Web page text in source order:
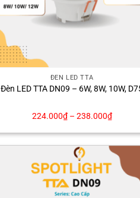
ĐÈN LED TTA
Đèn LED TTA DN09 – 6W, 8W, 10W,
224.000₫– 238.000₫